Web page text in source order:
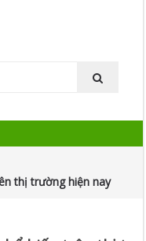
thị trường hiện nay